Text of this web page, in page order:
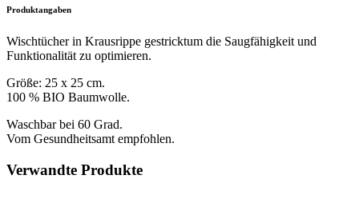
Produktangaben
Wischtücher in Krausrippe gestricktum die Saugfähigkeit und
Funktionalität zu optimieren.
Größe: 25 x 25 cm.
100 % BIO Baumwolle.
Waschbar bei 60 Grad.
Vom Gesundheitsamt empfohlen.
Verwandte Produkte